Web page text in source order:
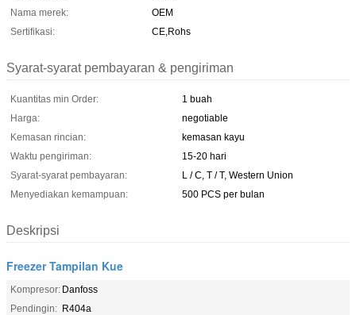
Nama merek:
OEM
Sertifikasi:
CE,Rohs
Syarat-syarat pembayaran & pengiriman
Kuantitas min Order:
1 buah
Harga:
negotiable
Kemasan rincian:
kemasan kayu
Waktu pengiriman:
15-20 hari
Syarat-syarat pembayaran:
L / C, T / T, Western Union
Menyediakan kemampuan:
500 PCS per bulan
Deskripsi
Freezer Tampilan Kue
Kompresor: Danfoss
Pendingin: R404a